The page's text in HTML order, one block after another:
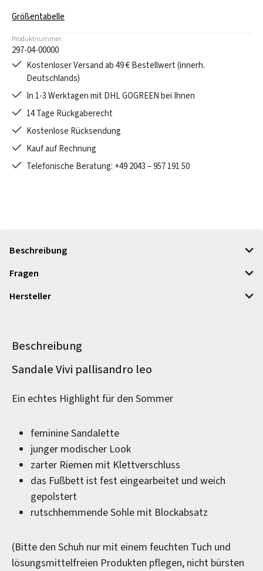
Größentabelle
Produktnummer:
297-04-00000
Kostenloser Versand ab 49 € Bestellwert (innerh.
Deutschlands)
In 1-3 Werktagen mit DHL GOGREEN bei Ihnen
14 Tage Rückgaberecht
Kostenlose Rücksendung
Kauf auf Rechnung
Telefonische Beratung: +49 2043 – 957 191 50
Beschreibung
Fragen
Hersteller
Beschreibung
Produktinformationen
Sandale Vivi pallisandro leo
Ein echtes Highlight für den Sommer
feminine Sandalette
junger modischer Look
zarter Riemen mit Klettverschluss
das Fußbett ist fest eingearbeitet und weich
gepolstert
rutschhemmende Sohle mit Blockabsatz
(Bitte den Schuh nur mit einem feuchten Tuch und
lösungsmittelfreien Produkten pflegen, nicht bürsten